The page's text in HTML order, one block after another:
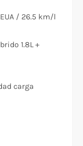
/ 26.5 km/l
1.8L +
carga